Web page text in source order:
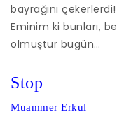
bayrağını çekerlerdi!
Eminim ki bunları,
olmuştur bugün…
Stop
Muammer Erkul